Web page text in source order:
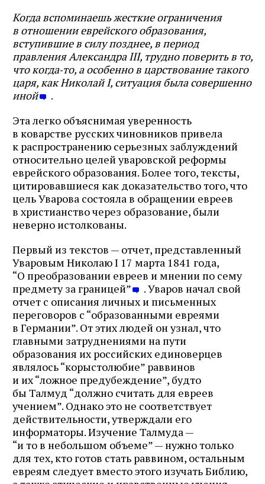
Когда вспоминаешь жесткие ограничения
в отношении еврейского образования,
вступившие в силу позднее, в период
правления Александра III, трудно поверить в то,
что когда‑то, а особенно в царствование такого
царя, как Николай I, ситуация была совершенно
иной
.
Эта легко объяснимая уверенность
в коварстве русских чиновников привела
к распространению серьезных заблуждений
относительно целей уваровской реформы
еврейского образования. Более того, тексты,
цитировавшиеся как доказательство того, что
цель Уварова состояла в обращении евреев
в христианство через образование, были
неверно истолкованы.
Первый из текстов — отчет, представленный
Уваровым Николаю I 17 марта 1841 года,
“О преобразовании евреев и мнении по сему
предмету за границей”
. Уваров начал свой
отчет с описания личных и письменных
переговоров с “образованными евреями
в Германии”. От этих людей он узнал, что
главными затруднениями на пути
образования их российских единоверцев
являлось “корыстолюбие” раввинов
и их “ложное предубеждение”, будто
бы Талмуд “должно считать для евреев
учением”. Однако это не соответствует
действительности, утверждали его
информаторы. Изучение Талмуда —
“и то в небольшом объеме” — нужно только
для тех, кто готов стать раввином, остальным
евреям следует вместо этого изучать Библию,